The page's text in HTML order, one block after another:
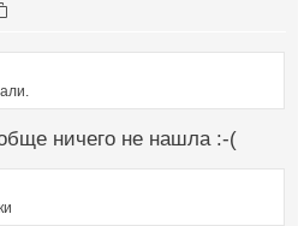
ничего не нашла :-(